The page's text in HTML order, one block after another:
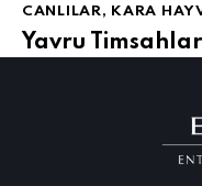
CANLILAR, KARA
Yavru Timsahlar